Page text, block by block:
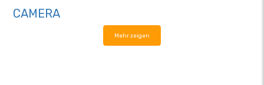
CAMERA
Mehr zeigen